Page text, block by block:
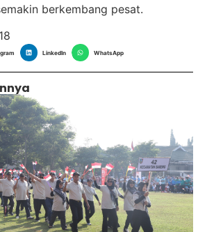
berkembang pesat.
LinkedIn WhatsApp